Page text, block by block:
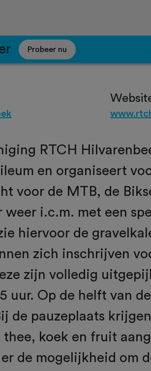
Probeer nu
RTCH
en organiseert
voor de MTB, de
weer i.c.m. met een
hiervoor de
zich inschrijven
zijn volledig
uur. Op de helft van
de pauzeplaats
koek en fruit
de mogelijkheid om